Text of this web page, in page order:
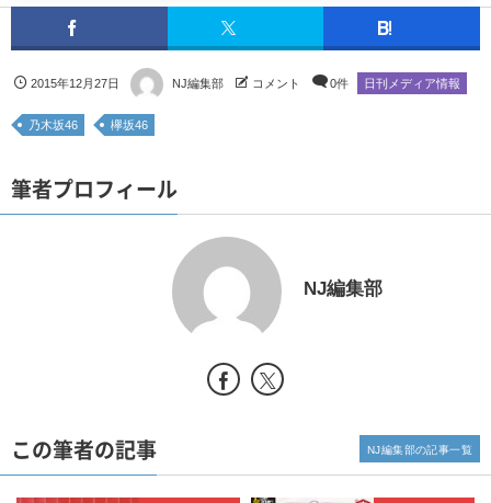
2015年12月27日 NJ編集部 コメント 0件 日刊メディア情報
乃木坂46 欅坂46
筆者プロフィール
NJ編集部
この筆者の記事 NJ編集部の記事一覧